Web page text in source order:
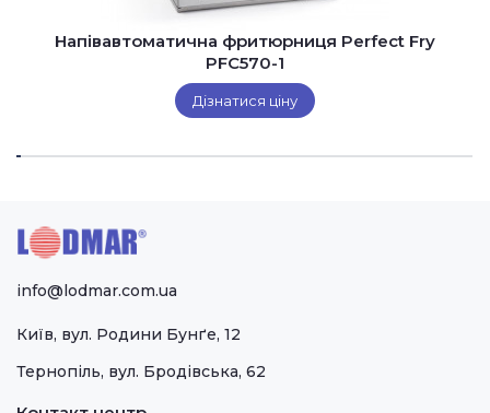
Напівавтоматична фритюрниця Perfect Fry
PFC570-1
Дізнатися ціну
info@lodmar.com.ua
Київ, вул. Родини Бунґе, 12
Тернопіль, вул. Бродівська, 62